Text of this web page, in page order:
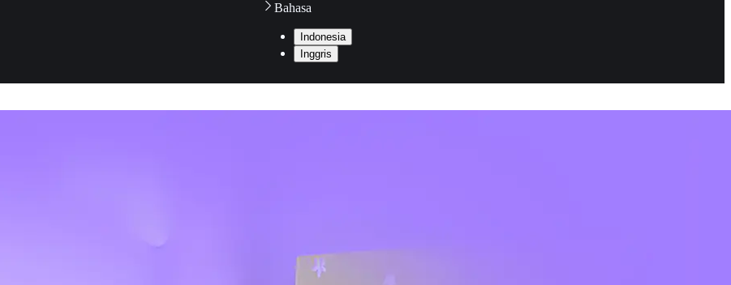
Bahasa
Indonesia
Inggris